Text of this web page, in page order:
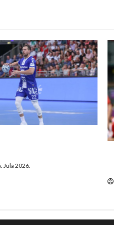
Jula 2026.